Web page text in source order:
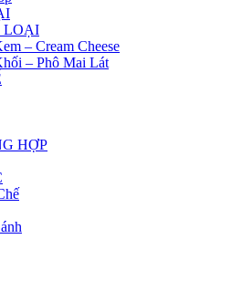
LOẠI
– Cream Cheese
– Phô Mai Lát
HỢP